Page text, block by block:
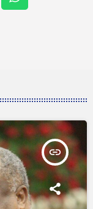
insert_link